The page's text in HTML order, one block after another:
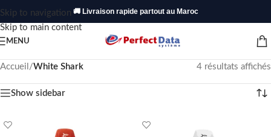
Skip to navigation
Skip to main content
🚚 Livraison rapide partout au Maroc
MENU
Accueil /White Shark 4 résultats affichés
Show sidebar